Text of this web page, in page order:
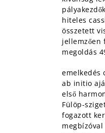
hiteles
összetett
jellemzően
megoldás
emelkedés
ab initio
első
Fülöp-
fogazott